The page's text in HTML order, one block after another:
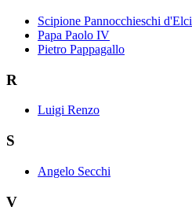
Scipione Pannocchieschi d'Elci
Papa Paolo IV
Pietro Pappagallo
R
Luigi Renzo
S
Angelo Secchi
V